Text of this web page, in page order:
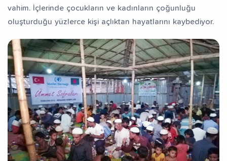
vahim. İçlerinde çocukların ve kadınların çoğunluğu
oluşturduğu yüzlerce kişi açlıktan hayatlarını kaybediyor.